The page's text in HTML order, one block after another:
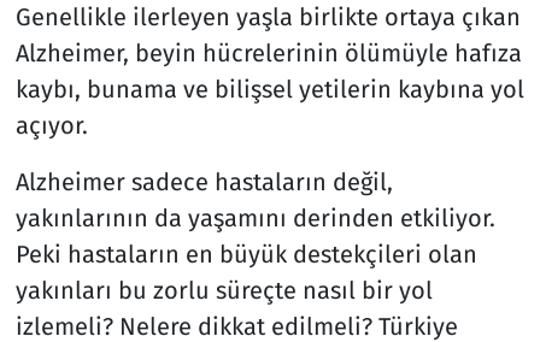
Genellikle ilerleyen yaşla birlikte ortaya çıkan
Alzheimer, beyin hücrelerinin ölümüyle hafıza
kaybı, bunama ve bilişsel yetilerin kaybına yol
açıyor.
Alzheimer sadece hastaların değil,
yakınlarının da yaşamını derinden etkiliyor.
Peki hastaların en büyük destekçileri olan
yakınları bu zorlu süreçte nasıl bir yol
izlemeli? Nelere dikkat edilmeli? Türkiye